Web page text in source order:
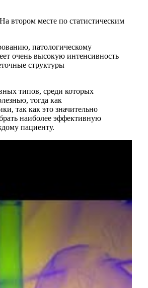
втором месте по статистическим
патологическому
очень высокую интенсивность
структуры
типов, среди которых
тогда как
так как это значительно
наиболее эффективную
пациенту.